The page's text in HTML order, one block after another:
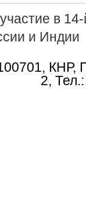
в
и Индии
КНР,
2,